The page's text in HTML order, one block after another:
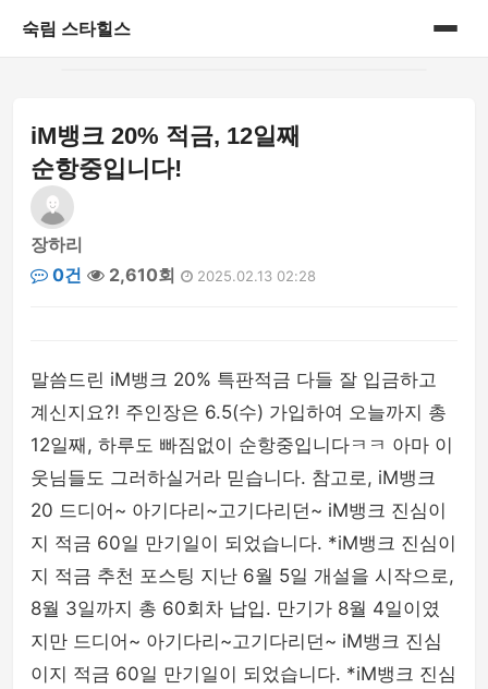
숙림 스타힐스
게시판
iM뱅크 20% 적금, 12일째
순항중입니다!
장하리
0건
2,610회 2025.02.13 02:28
말씀드린 iM뱅크 20% 특판적금 다들 잘 입금하고
계신지요?! 주인장은 6.5(수) 가입하여 오늘까지 총
12일째, 하루도 빠짐없이 순항중입니다ㅋㅋ 아마 이
웃님들도 그러하실거라 믿습니다. 참고로, iM뱅크
20 드디어~ 아기다리~고기다리던~ iM뱅크 진심이
지 적금 60일 만기일이 되었습니다. *iM뱅크 진심이
지 적금 추천 포스팅 지난 6월 5일 개설을 시작으로,
8월 3일까지 총 60회차 납입. 만기가 8월 4일이였
지만 드디어~ 아기다리~고기다리던~ iM뱅크 진심
이지 적금 60일 만기일이 되었습니다. *iM뱅크 진심